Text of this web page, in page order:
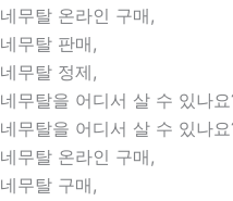
네무탈 온라인 구매,
네무탈 판매,
네무탈 정제,
네무탈을 어디서 살 수 있나
네무탈을 어디서 살 수 있나
네무탈 온라인 구매,
네무탈 구매,